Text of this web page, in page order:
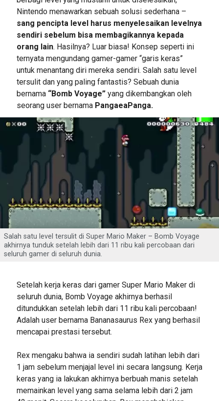
Nintendo menawarkan sebuah solusi sederhana –
sang pencipta level harus menyelesaikan levelnya
sendiri sebelum bisa membagikannya kepada
orang lain. Hasilnya? Luar biasa! Konsep seperti ini
ternyata mengundang gamer-gamer “garis keras”
untuk menantang diri mereka sendiri. Salah satu level
tersulit dan yang paling fantastis? Sebuah dunia
bernama “Bomb Voyage”yang dikembangkan oleh
seorang user bernama PangaeaPanga.
Salah satu level tersulit di Super Mario Maker – Bomb Voyage
akhirnya tunduk setelah lebih dari 11 ribu kali percobaan dari
seluruh gamer di seluruh dunia.
Setelah kerja keras dari gamer Super Mario Maker di
seluruh dunia, Bomb Voyage akhirnya berhasil
ditundukkan setelah lebih dari 11 ribu kali percobaan!
Adalah user bernama Bananasaurus Rex yang berhasil
mencapai prestasi tersebut.
Rex mengaku bahwa ia sendiri sudah latihan lebih dari
1 jam sebelum menjajal level ini secara langsung. Kerja
keras yang ia lakukan akhirnya berbuah manis setelah
memainkan level yang sama selama lebih dari 2 jam